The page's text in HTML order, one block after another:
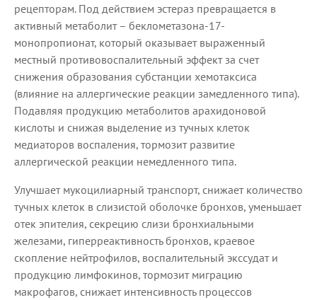
рецепторам. Под действием эстераз превращается в
активный метаболит – беклометазона-17-
монопропионат, который оказывает выраженный
местный противовоспалительный эффект за счет
снижения образования субстанции хемотаксиса
(влияние на аллергические реакции замедленного типа).
Подавляя продукцию метаболитов арахидоновой
кислоты и снижая выделение из тучных клеток
медиаторов воспаления, тормозит развитие
аллергической реакции немедленного типа.
Улучшает мукоцилиарный транспорт, снижает количество
тучных клеток в слизистой оболочке бронхов, уменьшает
отек эпителия, секрецию слизи бронхиальными
железами, гиперреактивность бронхов, краевое
скопление нейтрофилов, воспалительный экссудат и
продукцию лимфокинов, тормозит миграцию
макрофагов, снижает интенсивность процессов